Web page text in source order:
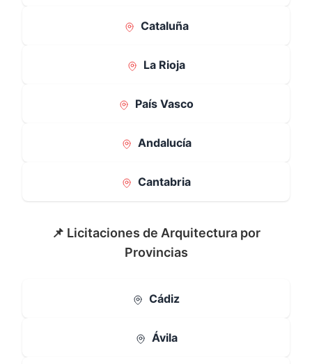
Cataluña
La Rioja
País Vasco
Andalucía
Cantabria
📌 Licitaciones de Arquitectura por
Provincias
Cádiz
Ávila